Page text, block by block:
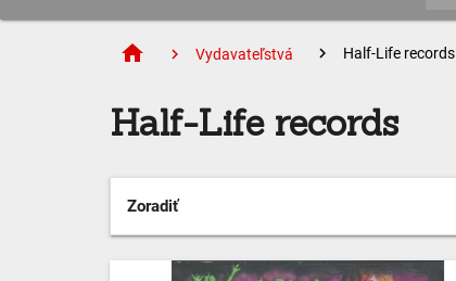
home Vydavateľstvá Half-Life records
Half-Life records
Zoradiť